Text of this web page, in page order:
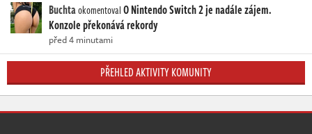
BuchtaokomentovalO Nintendo Switch 2 je nadále zájem.
Konzole překonává rekordy
před 4 minutami
PŘEHLED AKTIVITY KOMUNITY